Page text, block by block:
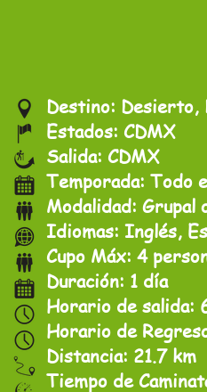
Destino: Desierto,
Estados: CDMX
Salida: CDMX
Temporada: Todo
Modalidad: Grupal
Idiomas: Inglés,
Cupo Máx: 4
Duración: 1 día
Horario de salida:
Horario de
Distancia: 21.7 km
Tiempo de